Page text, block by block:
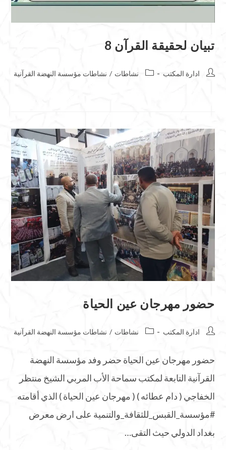
تبيان لحقيقة القرآن 8
ادارة المكتب نشاطات / نشاطات مؤسسة النهضة القرآنية
حضور مهرجان عين الحياة
ادارة المكتب نشاطات / نشاطات مؤسسة النهضة القرآنية
حضور مهرجان عين الحياة حضر وفد مؤسسة النهضة
القرآنية التابعة لمكتب سماحة الأب المربي الشيخ منتظر
الخفاجي ( دام عطائه ) ( مهرجان عين الحياة ) الذي أقامته
#مؤسسة_القبس_للثقافة_والتنمية على ارض معرض
بغداد الدولي حيث التقى…